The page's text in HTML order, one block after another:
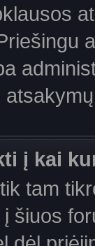
į kai
tam
šiuos